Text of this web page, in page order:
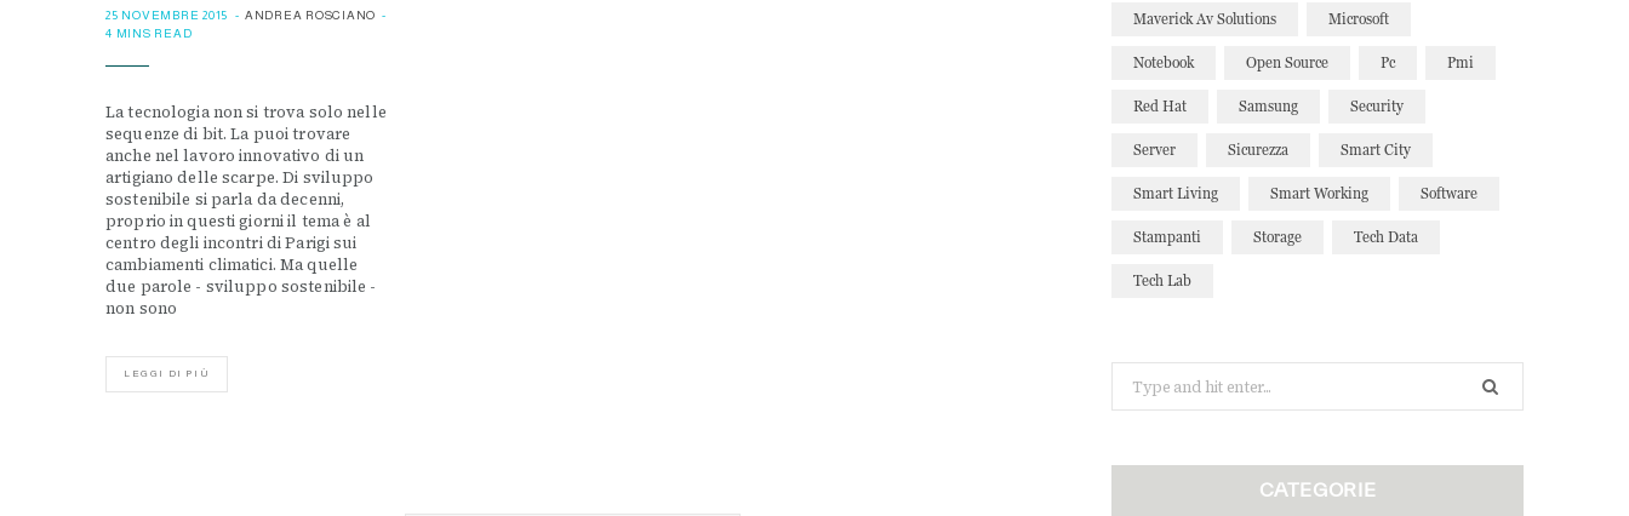
25 NOVEMBRE 2015
ANDREA ROSCIANO
4 MINS READ
La tecnologia non si trova solo nelle
sequenze di bit. La puoi trovare
anche nel lavoro innovativo di un
artigiano delle scarpe. Di sviluppo
sostenibile si parla da decenni,
proprio in questi giorni il tema è al
centro degli incontri di Parigi sui
cambiamenti climatici. Ma quelle
due parole - sviluppo sostenibile -
non sono
LEGGI DI PIÙ
Maverick Av Solutions Microsoft
Notebook Open Source Pc Pmi
Red Hat Samsung Security
Server Sicurezza Smart City
Smart Living Smart Working Software
Stampanti Storage Tech Data
Tech Lab
for:
CATEGORIE